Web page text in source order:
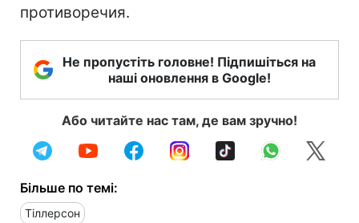
противоречия.
Не пропустіть головне! Підпишіться на
наші оновлення в Google!
Або читайте нас там, де вам зручно!
Більше по темі:
Тіллерсон